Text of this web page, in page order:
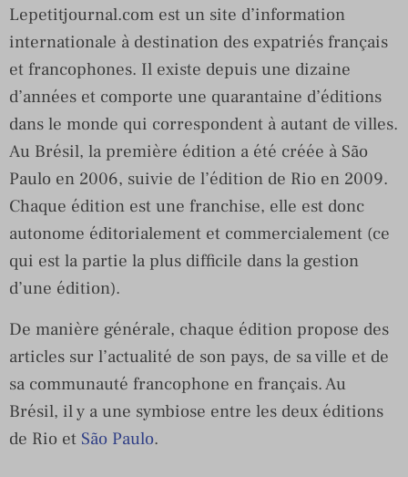
Lepetitjournal.com est un site d’information
internationale à destination des expatriés français
et francophones. Il existe depuis une dizaine
d’années et comporte une quarantaine d’éditions
dans le monde qui correspondent à autant de villes.
Au Brésil, la première édition a été créée à São
Paulo en 2006, suivie de l’édition de Rio en 2009.
Chaque édition est une franchise, elle est donc
autonome éditorialement et commercialement (ce
qui est la partie la plus difficile dans la gestion
d’une édition).
De manière générale, chaque édition propose des
articles sur l’actualité de son pays, de sa ville et de
sa communauté francophone en français. Au
Brésil, il y a une symbiose entre les deux éditions
de Rio et São Paulo.